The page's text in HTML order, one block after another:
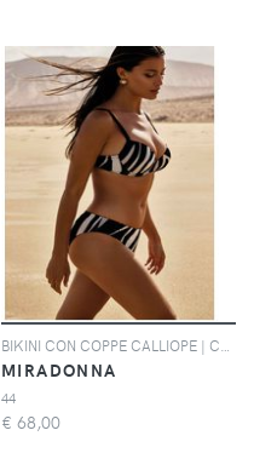
MIRADONNA
44
€ 68,00